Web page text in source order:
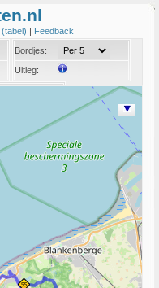
| Feedback
Bordjes:
Uitleg: